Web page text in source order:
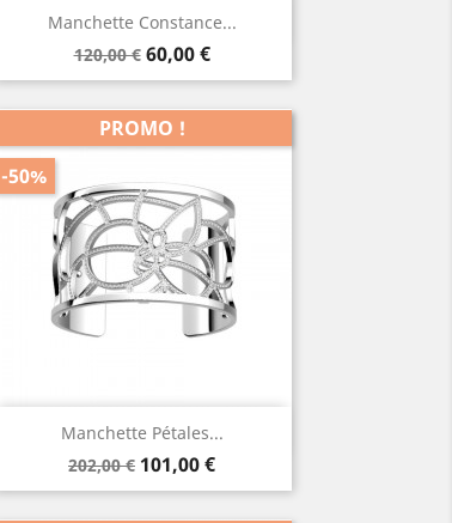
Manchette Constance...
Prix
de
120,00 € Prix
60,00 €
Aperçu rapide
Manchette Pétales...
Prix
de
202,00 € Prix
101,00 €
PROMO !
-50%
Aperçu rapide